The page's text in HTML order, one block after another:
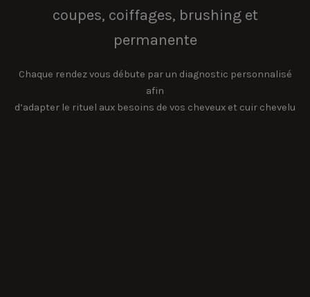
coupes, coiffages, brushing et
permanente
Chaque rendez vous débute par un diagnostic personnalisé
afin
d’adapter le rituel aux besoins de vos cheveux et cuir chevelu